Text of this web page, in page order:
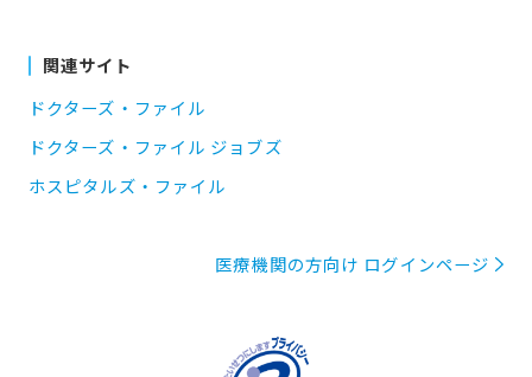
関連サイト
ドクターズ・ファイル
ドクターズ・ファイル ジョブズ
ホスピタルズ・ファイル
医療機関の方向け ログインページ